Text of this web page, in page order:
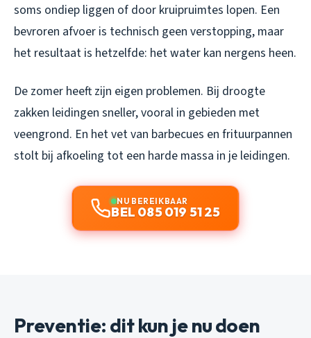
soms ondiep liggen of door kruipruimtes lopen. Een
bevroren afvoer is technisch geen verstopping, maar
het resultaat is hetzelfde: het water kan nergens heen.
De zomer heeft zijn eigen problemen. Bij droogte
zakken leidingen sneller, vooral in gebieden met
veengrond. En het vet van barbecues en frituurpannen
stolt bij afkoeling tot een harde massa in je leidingen.
NU BEREIKBAAR
BEL 085 019 51 25
Preventie: dit kun je nu doen